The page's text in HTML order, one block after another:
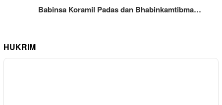
Babinsa Koramil Padas dan Bhabinkamtibma…
HUKRIM